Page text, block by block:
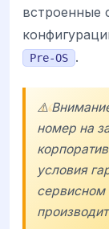
встроенные
Pre-OS .
⚠️
номер на
условия
сервисном